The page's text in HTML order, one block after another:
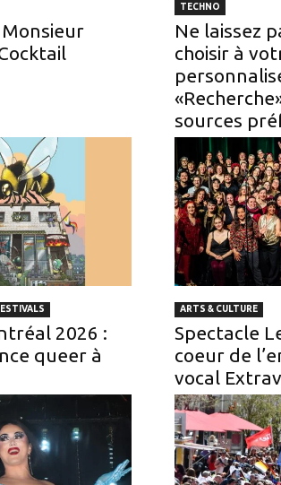
TECHNO
Ne laissez
choisir à
sources
2026 :
queer à
ARTS & CULTURE
Spectacle
coeur de
vocal